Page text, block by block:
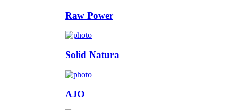
Raw Power
Solid Natura
AJO